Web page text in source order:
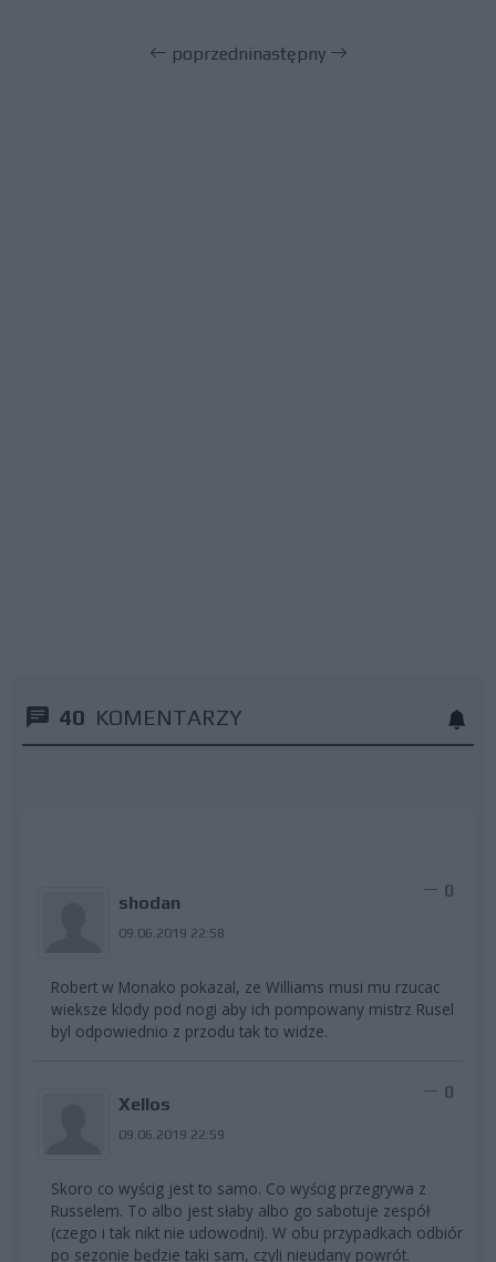
poprzedninastępny
40 KOMENTARZY
shodan
09.06.2019 22:58
0
Robert w Monako pokazal, ze Williams musi mu rzucac
wieksze klody pod nogi aby ich pompowany mistrz Rusel
byl odpowiednio z przodu tak to widze.
Xellos
09.06.2019 22:59
0
Skoro co wyścig jest to samo. Co wyścig przegrywa z
Russelem. To albo jest słaby albo go sabotuje zespół
(czego i tak nikt nie udowodni). W obu przypadkach odbiór
po sezonie będzie taki sam, czyli nieudany powrót.